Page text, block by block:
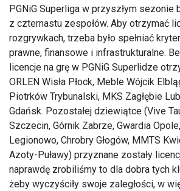
PGNiG Superliga w przyszłym sezonie
z czternastu zespołów. Aby otrzymać
rozgrywkach, trzeba było spełniać
prawne, finansowe i infrastrukturalne.
licencje na grę w PGNiG Superlidze
ORLEN Wisła Płock, Meble Wójcik
Piotrków Trybunalski, MKS Zagłębie
Gdańsk. Pozostałej dziewiątce (Vive
Szczecin, Górnik Zabrze, Gwardia
Legionowo, Chrobry Głogów, MMTS
Azoty-Puławy) przyznane zostały
naprawdę zrobiliśmy to dla dobra tych
żeby wyczyściły swoje zaległości, w